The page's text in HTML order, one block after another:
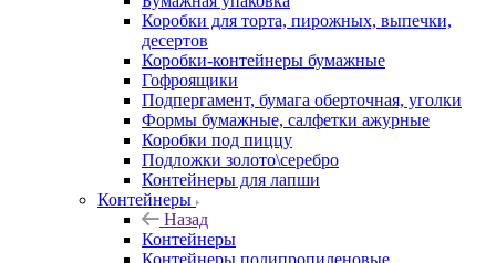
Коробки для торта, пирожных, выпечки,
десертов
Коробки-контейнеры бумажные
Гофроящики
Подпергамент, бумага оберточная, уголки
Формы бумажные, салфетки ажурные
Коробки под пиццу
Подложки золото\серебро
Контейнеры для лапши
Контейнеры
Назад
Контейнеры
Контейнеры полипропиленовые